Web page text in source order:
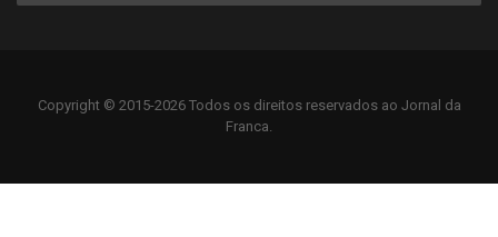
Copyright © 2015-2026 Todos os direitos reservados ao Jornal da
Franca.